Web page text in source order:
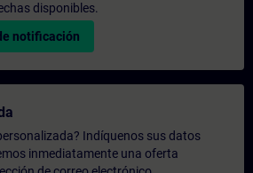
disponibles.
notificación
Indíquenos sus datos
inmediatamente una oferta